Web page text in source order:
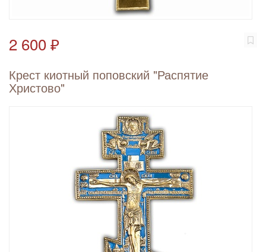
2 600 ₽
Крест киотный поповский "Распятие
Христово"